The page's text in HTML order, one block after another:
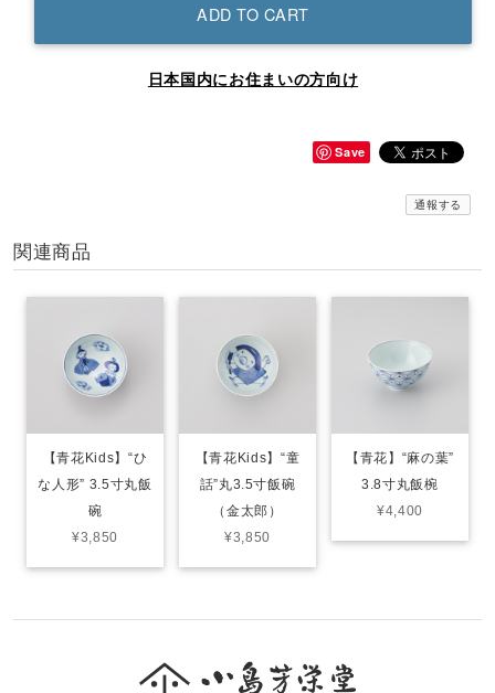
ADD TO CART
日本国内にお住まいの方向け
Save
通報する
関連商品
【青花Kids】“ひ
な人形” 3.5寸丸飯
碗
¥3,850
【青花Kids】“童
話”丸3.5寸飯碗
（金太郎）
¥3,850
【青花】“麻の葉”
3.8寸丸飯椀
¥4,400